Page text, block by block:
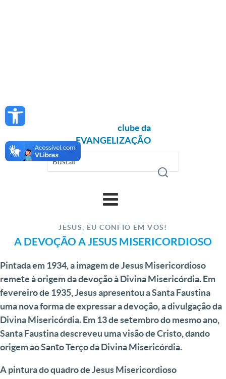
Open toolbar
clube da
EVANGELIZAÇÃO
JESUS, EU CONFIO EM VÓS!
A DEVOÇÃO A JESUS MISERICORDIOSO
Pintada em 1934, a imagem de Jesus Misericordioso
remete à origem da devoção à Divina Misericórdia. Em
fevereiro de 1935, Jesus apresentou a Santa Faustina
uma nova forma de expressar a devoção, a divulgação da
Divina Misericórdia. Em 13 de setembro do mesmo ano,
Santa Faustina descreveu uma visão de Cristo, dando
origem ao Santo Terço da Divina Misericórdia.
A pintura do quadro de Jesus Misericordioso